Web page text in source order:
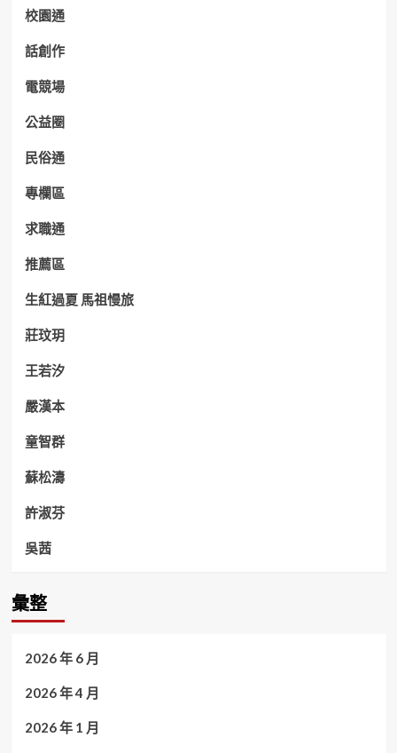
校園通
話創作
電競場
公益圈
民俗通
專欄區
求職通
推薦區
生紅過夏 馬祖慢旅
莊玟玥
王若汐
嚴漢本
童智群
蘇松濤
許淑芬
吳茜
彙整
2026 年 6 月
2026 年 4 月
2026 年 1 月